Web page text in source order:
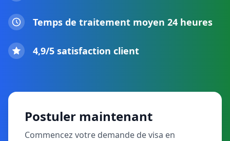
Temps de traitement moyen 24 heures
4,9/5 satisfaction client
Postuler maintenant
Commencez votre demande de visa en